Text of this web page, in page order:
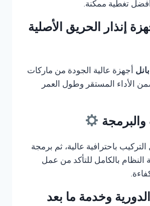
تغطية ممكنة.
أجهزة عالية الجودة من ماركات
الأداء المستقر وطول العمر
التركيب باحترافية عالية، ثم برمجة
النظام بالكامل للتأكد من عمل
الدورية وخدمة ما بعد